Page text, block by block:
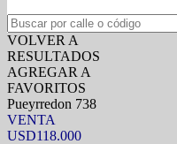
VOLVER A
RESULTADOS
AGREGAR A
FAVORITOS
Pueyrredon 738
VENTA
USD118.000